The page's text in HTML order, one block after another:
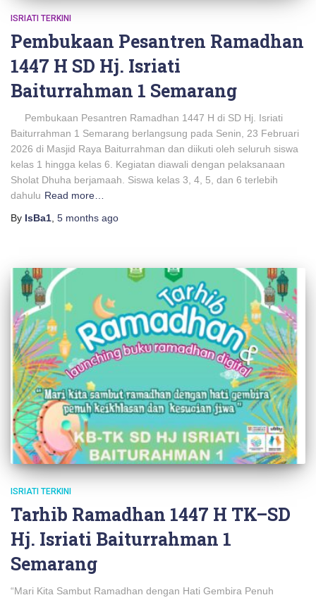
ISRIATI TERKINI
Pembukaan Pesantren Ramadhan
1447 H SD Hj. Isriati
Baiturrahman 1 Semarang
Pembukaan Pesantren Ramadhan 1447 H di SD Hj. Isriati
Baiturrahman 1 Semarang berlangsung pada Senin, 23 Februari
2026 di Masjid Raya Baiturrahman dan diikuti oleh seluruh siswa
kelas 1 hingga kelas 6. Kegiatan diawali dengan pelaksanaan
Sholat Dhuha berjamaah. Siswa kelas 3, 4, 5, dan 6 terlebih
dahulu Read more…
By IsBa1 5 months ago
ISRIATI TERKINI
Tarhib Ramadhan 1447 H TK–SD
Hj. Isriati Baiturrahman 1
Semarang
“Mari Kita Sambut Ramadhan dengan Hati Gembira Penuh